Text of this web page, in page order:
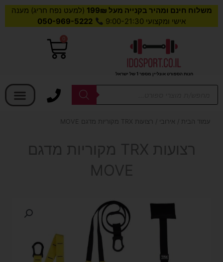
משלוח חינם ומהיר בקנייה מעל 199₪
(למעט נפח חריג) מענה
אישי ומקצועי 9:00-21:30
050-969-5222
חנות הספורט אונליין מספר 1 של ישראל
0
עגלת
Products
עמוד הבית / אירובי / רצועות TRX מקוריות מדגם MOVE
רצועות TRX מקוריות מדגם
MOVE